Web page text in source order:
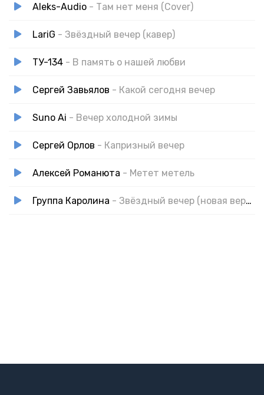
Aleks-Audio - Там нет меня (Cover)
LariG - Звёздный вечер (кавер)
ТУ-134 - В память о нашей любви
Сергей Завьялов - Какой сегодня вечер
Suno Ai - Вечер холодной зимы
Сергей Орлов - Капризный вечер
Алексей Романюта - Метет метель
Группа Каролина - Звёздный вечер (новая версия)